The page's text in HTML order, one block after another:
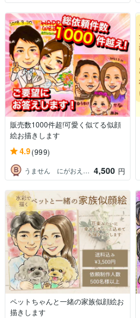
販売数1000件超!可愛く似てる似顔
絵お描きします
4.9(999)
うません にがおえ屋さん 4,500 円
ペットちゃんと一緒の家族似顔絵お
描きします